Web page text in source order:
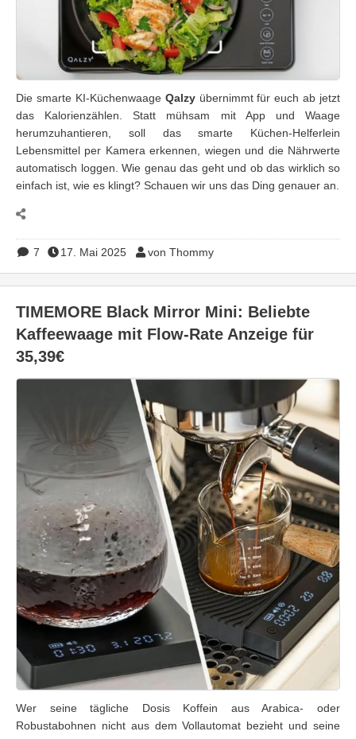
Die smarte KI-Küchenwaage Qalzyübernimmt für euch ab jetzt
das Kalorienzählen. Statt mühsam mit App und Waage
herumzuhantieren, soll das smarte Küchen-Helferlein
Lebensmittel per Kamera erkennen, wiegen und die Nährwerte
automatisch loggen. Wie genau das geht und ob das wirklich so
einfach ist, wie es klingt? Schauen wir uns das Ding genauer an.
7 17. Mai 2025 von Thommy
TIMEMORE Black Mirror Mini: Beliebte
Kaffeewaage mit Flow-Rate Anzeige für
35,39€
Wer seine tägliche Dosis Koffein aus Arabica- oder
Robustabohnen nicht aus dem Vollautomat bezieht und seine